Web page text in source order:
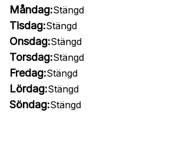
Måndag:Stängd
Tisdag:Stängd
Onsdag:Stängd
Torsdag:Stängd
Fredag:Stängd
Lördag:Stängd
Söndag:Stängd